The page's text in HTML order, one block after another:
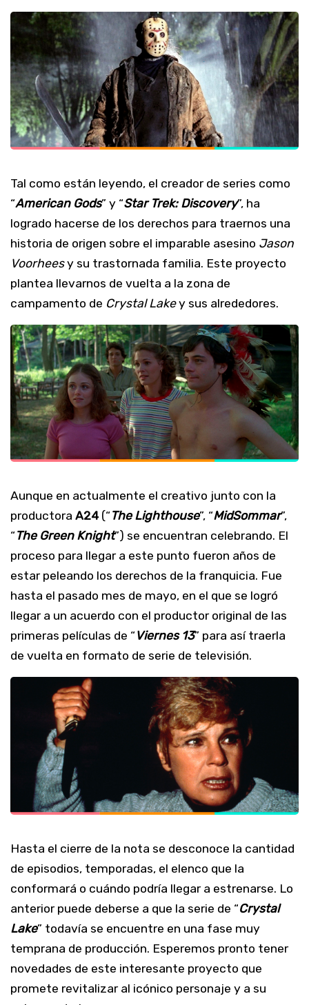
Tal como están leyendo, el creador de series como
“American Gods” y “Star Trek: Discovery”, ha
logrado hacerse de los derechos para traernos una
historia de origen sobre el imparable asesino Jason
Voorheesy su trastornada familia. Este proyecto
plantea llevarnos de vuelta a la zona de
campamento de Crystal Lakey sus alrededores.
Aunque en actualmente el creativo junto con la
productora A24(“ The Lighthouse”, “MidSommar”,
“ The Green Knight”) se encuentran celebrando. El
proceso para llegar a este punto fueron años de
estar peleando los derechos de la franquicia. Fue
hasta el pasado mes de mayo, en el que se logró
llegar a un acuerdo con el productor original de las
primeras películas de “ Viernes 13” para así traerla
de vuelta en formato de serie de televisión.
Hasta el cierre de la nota se desconoce la cantidad
de episodios, temporadas, el elenco que la
conformará o cuándo podría llegar a estrenarse. Lo
anterior puede deberse a que la serie de “Crystal
Lake” todavía se encuentre en una fase muy
temprana de producción. Esperemos pronto tener
novedades de este interesante proyecto que
promete revitalizar al icónico personaje y a su